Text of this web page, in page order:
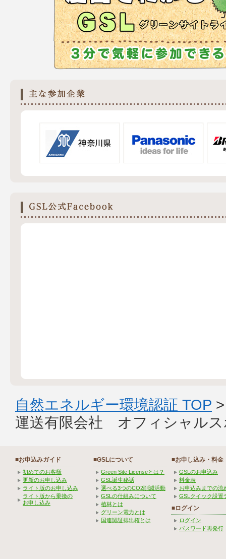
自然エネルギー環境認証 TOP
運送有限会社 オフィシャルス
■お申込みガイド
初めてのお客様
更新のお申し込み
ライト版のお申し込み
ライト版から乗換の
お申し込み
■GSLについて
Green Site Licenseとは？
GSL誕生秘話
選べる3つのCO2削減活動
GSLの仕組みについて
植林とは
グリーン電力とは
国連認証排出権とは
■お申し込み・料金
GSLのお申込み
料金表
お申込みまでの流
GSLクイック設置
■ログイン
ログイン
パスワード再発行